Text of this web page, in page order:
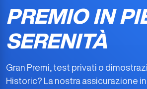
PREMIO IN
SERENITÀ
Gran Premi, test privati o
Historic? La nostra assicurazione